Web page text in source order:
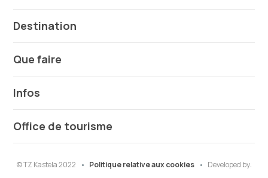
Destination
Que faire
Infos
Office de tourisme
© TZ Kastela 2022 Politique relative aux cookies
Developed by: